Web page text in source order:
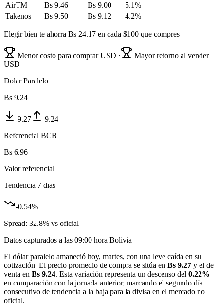
AirTM
Bs 9.46 Bs 9.00 5.1%
Takenos
Bs 9.50 Bs 9.12 4.2%
Elegir bien te ahorra Bs 24.17 en cada $100 que compres
Menor costo para comprar USD ·
Mayor retorno al vender
USD
Dolar Paralelo
Bs 9.24
9.27
9.24
Referencial BCB
Bs 6.96
Valor referencial
Tendencia 7 dias
-0.54%
Spread: 32.8% vs oficial
Datos capturados a las 09:00 hora Bolivia
El dólar paralelo amaneció hoy, martes, con una leve caída en su
cotización. El precio promedio de compra se sitúa en Bs 9.27 y el de
venta en Bs 9.24. Esta variación representa un descenso del 0.22%
en comparación con la jornada anterior, marcando el segundo día
consecutivo de tendencia a la baja para la divisa en el mercado no
oficial.